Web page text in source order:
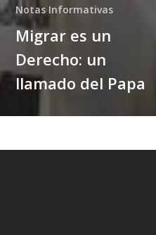
Notas Informativas
Migrar es un
Derecho: un
llamado del Papa